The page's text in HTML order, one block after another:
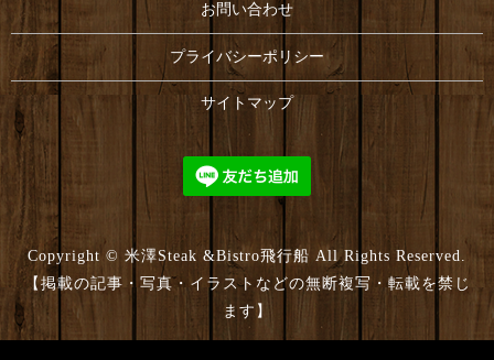
お問い合わせ
プライバシーポリシー
サイトマップ
Copyright © 米澤Steak &Bistro飛行船 All Rights Reserved.
【掲載の記事・写真・イラストなどの無断複写・転載を禁じ
ます】